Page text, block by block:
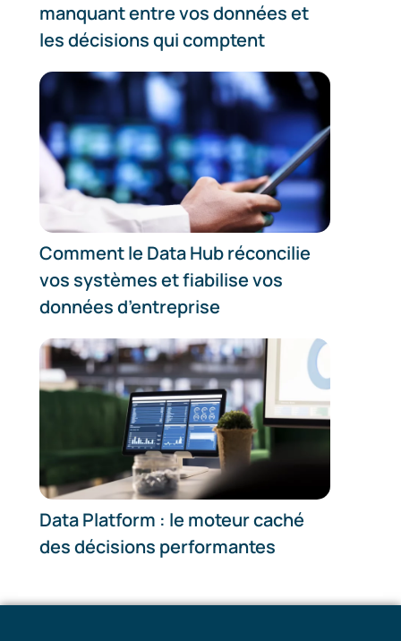
manquant entre vos données et
les décisions qui comptent
Comment le Data Hub réconcilie
vos systèmes et fiabilise vos
données d’entreprise
Data Platform : le moteur caché
des décisions performantes